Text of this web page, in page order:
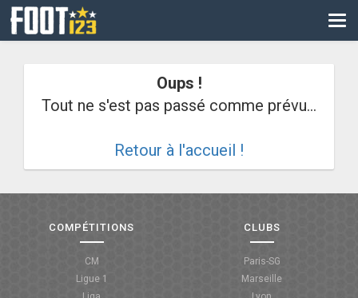
CM
Oups !
Tout ne s'est pas passé comme prévu...
Retour à l'accueil !
COMPÉTITIONS
CM
Ligue 1
CLUBS
Paris-SG
Marseille